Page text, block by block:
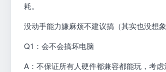
耗。
没动手能力嫌麻烦不建议搞（其实也没想
Q1：会不会搞坏电脑
A：不保证所有人硬件都兼容都能玩，考虑